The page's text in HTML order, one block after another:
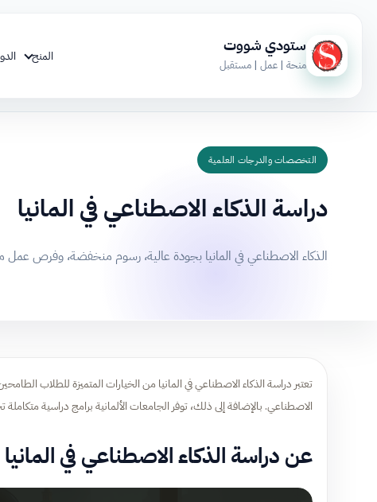
ستودي شووت
منحة | عمل | مستقبل
المنح
التخصصات والدرجات العلمية
دراسة الذكاء الاصطناعي في المانيا
الذكاء الاصطناعي في المانيا بجودة عالية، رسوم منخفضة، وفرص عمل
تعتبر دراسة الذكاء الاصطناعي في المانيا من الخيارات المتميزة للطلاب
الاصطناعي. بالإضافة إلى ذلك، توفر الجامعات الألمانية برامج دراسية
عن دراسة الذكاء الاصطناعي في المانيا